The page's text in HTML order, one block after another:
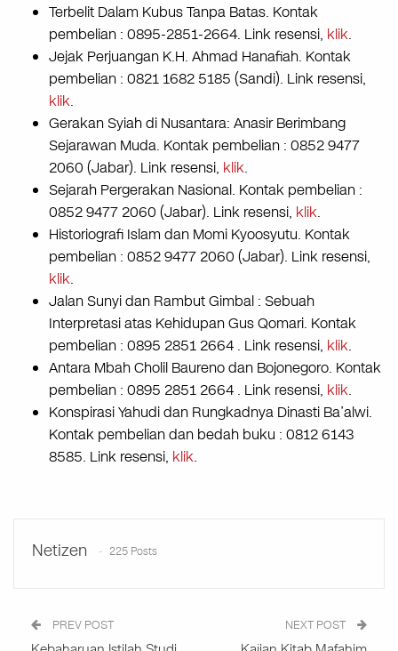
Terbelit Dalam Kubus Tanpa Batas. Kontak
pembelian : 0895-2851-2664. Link resensi, klik.
Jejak Perjuangan K.H. Ahmad Hanafiah. Kontak
pembelian : 0821 1682 5185 (Sandi). Link resensi,
klik.
Gerakan Syiah di Nusantara: Anasir Berimbang
Sejarawan Muda. Kontak pembelian : 0852 9477
2060 (Jabar). Link resensi, klik.
Sejarah Pergerakan Nasional. Kontak pembelian :
0852 9477 2060 (Jabar). Link resensi, klik.
Historiografi Islam dan Momi Kyoosyutu. Kontak
pembelian : 0852 9477 2060 (Jabar). Link resensi,
klik.
Jalan Sunyi dan Rambut Gimbal : Sebuah
Interpretasi atas Kehidupan Gus Qomari. Kontak
pembelian : 0895 2851 2664 . Link resensi, klik.
Antara Mbah Cholil Baureno dan Bojonegoro. Kontak
pembelian : 0895 2851 2664 . Link resensi, klik.
Konspirasi Yahudi dan Rungkadnya Dinasti Ba’alwi.
Kontak pembelian dan bedah buku : 0812 6143
8585. Link resensi, klik.
Netizen 225 Posts
PREV POST NEXT POST